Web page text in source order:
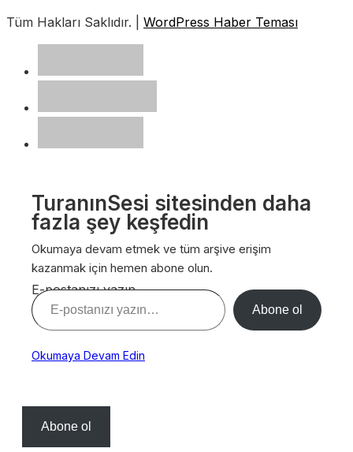
Tüm Hakları Saklıdır. | WordPress Haber Teması
TuranınSesi sitesinden daha
fazla şey keşfedin
Okumaya devam etmek ve tüm arşive erişim
kazanmak için hemen abone olun.
E-postanızı yazın…
Abone ol
Okumaya Devam Edin
Abone ol